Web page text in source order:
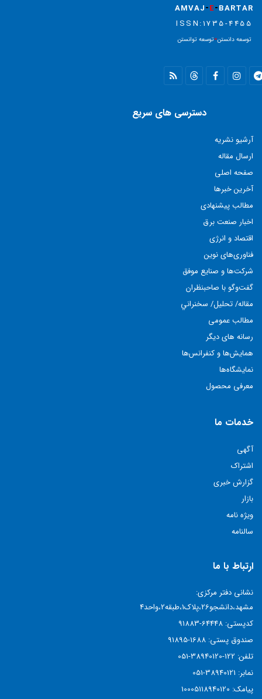
AMVAJ-E-BARTAR
ISSN:1735-4455
توسعه دانستن=توسعه توانستن
دسترسی های سریع
آرشیو نشریه
ارسال مقاله
صفحه اصلی
آخرین خبرها
مطالب پيشنهادی
اخبار صنعت برق
اقتصاد و انرژی
فناوری‌های نوين
شركت‌ها و صنايع موفق
گفت‌وگو با صاحبنظران
مقاله/ تحليل/ سخنراني
مطالب عمومی
رسانه های دیگر
همايش‌ها و كنفرانس‌ها
نمايشگاه‌ها
معرفی محصول
خدمات ما
آگهی
اشتراک
گزارش خبری
بازار
ویژه نامه
سالنامه
ارتباط با ما
نشانی دفتر مرکزی:
مشهد،دانشجو26،پلاک1،طبقه2،واحد4
کدپستی:
صندوق پستی:
تلفن:
نمابر:
پیامک: